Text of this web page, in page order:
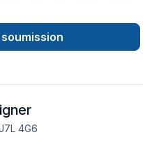
designer d'intérieur.
4G6